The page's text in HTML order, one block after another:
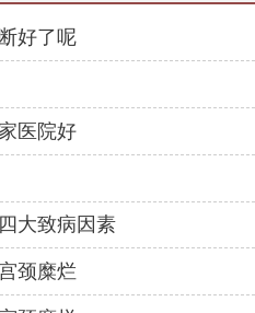
好了呢
医院好
大致病因素
颈糜烂